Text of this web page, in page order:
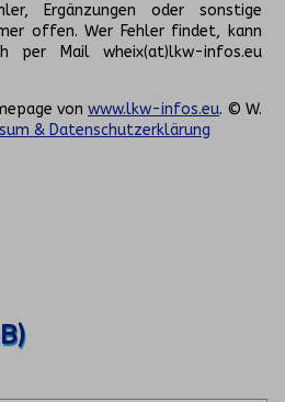
Ergänzungen oder sonstige
offen. Wer Fehler findet, kann
per Mail wheix(at)lkw-infos.eu
von www.lkw-infos.eu. © W.
& Datenschutzerklärung